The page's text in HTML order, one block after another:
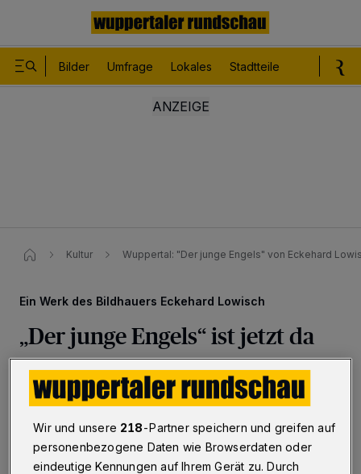
Bilder Umfrage Lokales Stadtteile
Kultur Wuppertal: "Der junge Engels" von Eckehard
Ein Werk des Bildhauers Eckehard Lowisch
„Der junge Engels“ ist jetzt da
Wuppertal· Im Eingangsbereich des neuen
Besucherzentrums am Engelsgarten steht nun
zeitgenössische Kunst: Es ist eine Stahlskulptur, die der
Wuppertaler Künstler Eckehard Lowisch schon im
Engels-Jubiläumsjahr 2020 als Hommage an den
berühmten Sohn der Stadt geschaffen hatte.
Wir und unsere 218-Partner speichern und greifen auf
personenbezogene Daten wie Browserdaten oder
eindeutige Kennungen auf Ihrem Gerät zu. Durch